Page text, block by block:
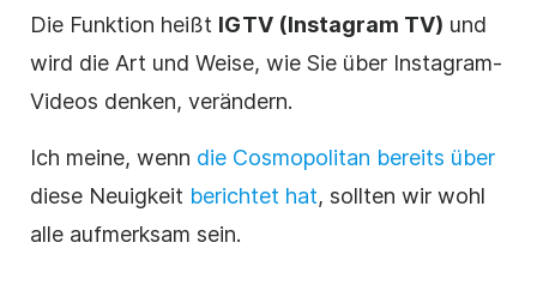
Die Funktion heißt IGTV (Instagram TV) und
wird die Art und Weise, wie Sie über Instagram-
Videos denken, verändern.
Ich meine, wenn die Cosmopolitan bereits über
diese Neuigkeit berichtet hat, sollten wir wohl
alle aufmerksam sein.